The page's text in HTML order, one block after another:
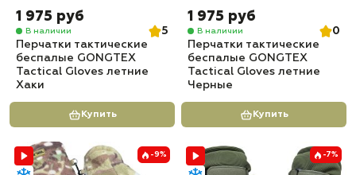
1 975 руб
В наличии
5
Перчатки тактические
беспалые GONGTEX
Tactical Gloves летние
Хаки
Купить
1 975 руб
В наличии
0
Перчатки тактические
беспалые GONGTEX
Tactical Gloves летние
Черные
Купить
-9% -7%